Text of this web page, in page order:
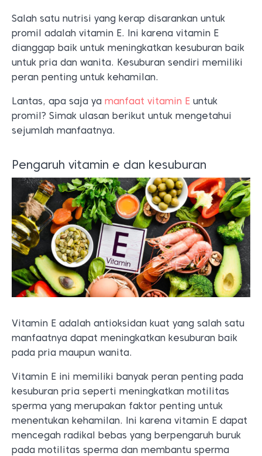
Salah satu nutrisi yang kerap disarankan untuk
promil adalah vitamin E. Ini karena vitamin E
dianggap baik untuk meningkatkan kesuburan baik
untuk pria dan wanita. Kesuburan sendiri memiliki
peran penting untuk kehamilan.
Lantas, apa saja ya manfaat vitamin E untuk
promil? Simak ulasan berikut untuk mengetahui
sejumlah manfaatnya.
Pengaruh vitamin e dan kesuburan
Vitamin E adalah antioksidan kuat yang salah satu
manfaatnya dapat meningkatkan kesuburan baik
pada pria maupun wanita.
Vitamin E ini memiliki banyak peran penting pada
kesuburan pria seperti meningkatkan motilitas
sperma yang merupakan faktor penting untuk
menentukan kehamilan. Ini karena vitamin E dapat
mencegah radikal bebas yang berpengaruh buruk
pada motilitas sperma dan membantu sperma